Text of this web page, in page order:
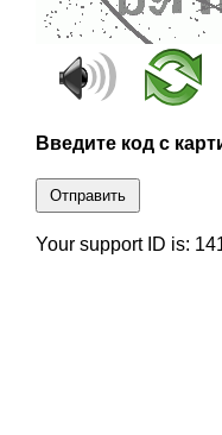
Введите код с
Отправить
Your support ID is: